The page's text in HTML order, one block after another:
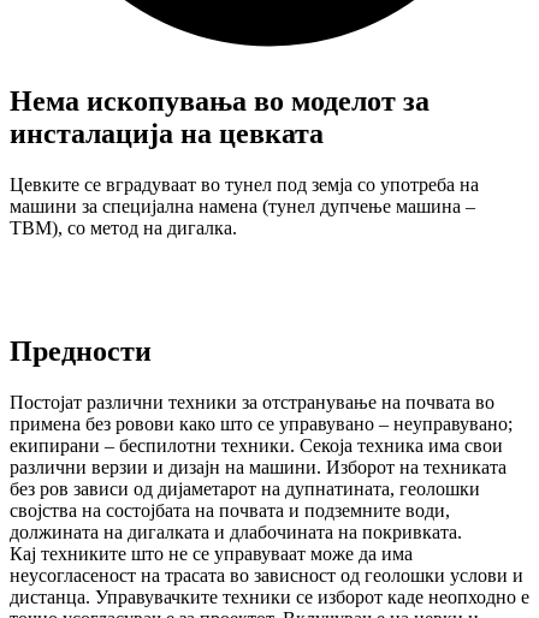
Нема ископувања во моделот за
инсталација на цевката
Цевките се вградуваат во тунел под земја со употреба на
машини за специјална намена (тунел дупчење машина –
TBM), со метод на дигалка.
Предности
Постојат различни техники за отстранување на почвата во
примена без ровови како што се управувано – неуправувано;
екипирани – беспилотни техники. Секоја техника има свои
различни верзии и дизајн на машини. Изборот на техниката
без ров зависи од дијаметарот на дупнатината, геолошки
својства на состојбата на почвата и подземните води,
должината на дигалката и длабочината на покривката.
Кај техниките што не се управуваат може да има
неусогласеност на трасата во зависност од геолошки услови и
дистанца. Управувачките техники се изборот каде неопходно е